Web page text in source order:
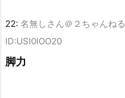
22: 名無しさん＠２ちゃんねる
ID:USI0IOO20
脚力